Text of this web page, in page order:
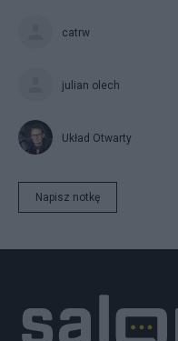
catrw
julian olech
Układ Otwarty
Napisz notkę